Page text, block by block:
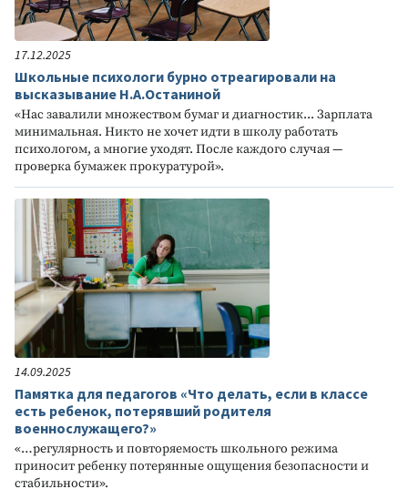
17.12.2025
Школьные психологи бурно отреагировали на
высказывание Н.А.Останиной
«Нас завалили множеством бумаг и диагностик... Зарплата
минимальная. Никто не хочет идти в школу работать
психологом, а многие уходят. После каждого случая —
проверка бумажек прокуратурой».
14.09.2025
Памятка для педагогов «Что делать, если в классе
есть ребенок, потерявший родителя
военнослужащего?»
«…регулярность и повторяемость школьного режима
приносит ребенку потерянные ощущения безопасности и
стабильности».